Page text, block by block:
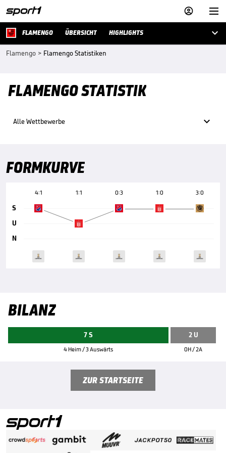


FLAMENGO ÜBERSICHT HIGHLIGHTS 
Flamengo > Flamengo Statistiken
FLAMENGO STATISTIK
Alle Wettbewerbe 
FORMKURVE
4:1 1:1 0:3 1:0 3:0
S
U
N
BILANZ
7 S
4 Heim / 3 Auswärts
2 U
0H / 2A
ZUR STARTSEITE